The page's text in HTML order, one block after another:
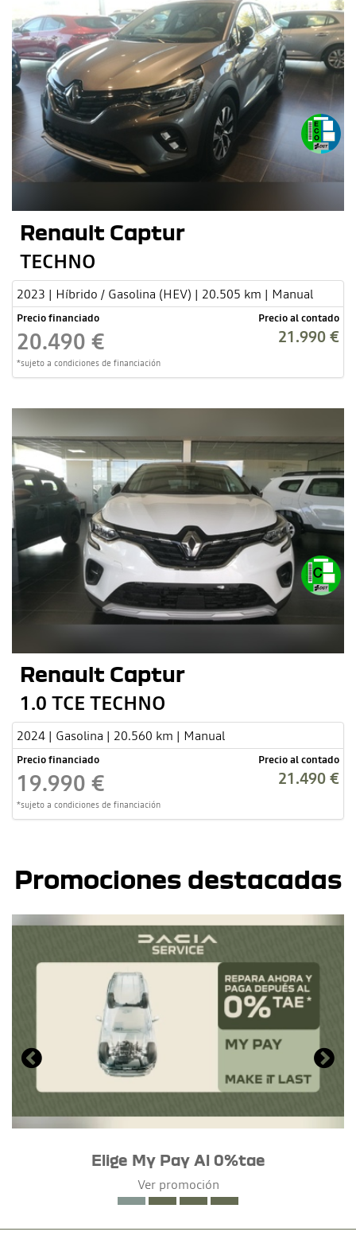
Renault Captur
TECHNO
2023 | Híbrido / Gasolina (HEV) | 20.505 km | Manual
Precio financiado
20.490 €
*sujeto a condiciones de financiación
Precio al contado
21.990 €
Renault Captur
1.0 TCE TECHNO
2024 | Gasolina | 20.560 km | Manual
Precio financiado
19.990 €
*sujeto a condiciones de financiación
Precio al contado
21.490 €
Promociones destacadas
Elige My Pay Al 0%tae
Ver promoción